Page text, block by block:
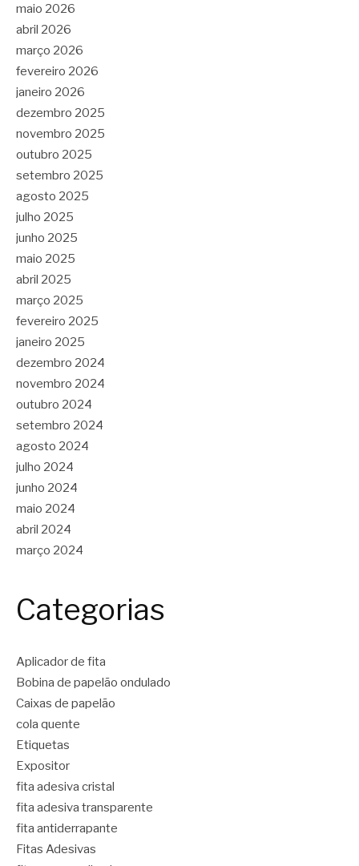
maio 2026
abril 2026
março 2026
fevereiro 2026
janeiro 2026
dezembro 2025
novembro 2025
outubro 2025
setembro 2025
agosto 2025
julho 2025
junho 2025
maio 2025
abril 2025
março 2025
fevereiro 2025
janeiro 2025
dezembro 2024
novembro 2024
outubro 2024
setembro 2024
agosto 2024
julho 2024
junho 2024
maio 2024
abril 2024
março 2024
Categorias
Aplicador de fita
Bobina de papelão ondulado
Caixas de papelão
cola quente
Etiquetas
Expositor
fita adesiva cristal
fita adesiva transparente
fita antiderrapante
Fitas Adesivas